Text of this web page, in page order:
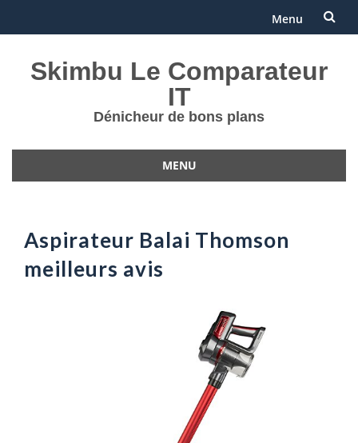
Menu
Skimbu Le Comparateur
IT
Dénicheur de bons plans
MENU
Aspirateur Balai Thomson
meilleurs avis